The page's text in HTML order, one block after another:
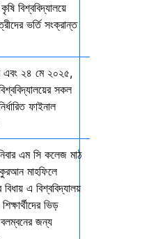
বিশ্ববিদ্যালয়ে
ভর্তি সংক্রান্ত
এবং ২৪ মে ২০২৫,
সকল
ফাইনাল
এম সি কলেজ মাঠ
মাহফিলে
এ বিশ্ববিদ্যালয়
ভিড়
জন্য